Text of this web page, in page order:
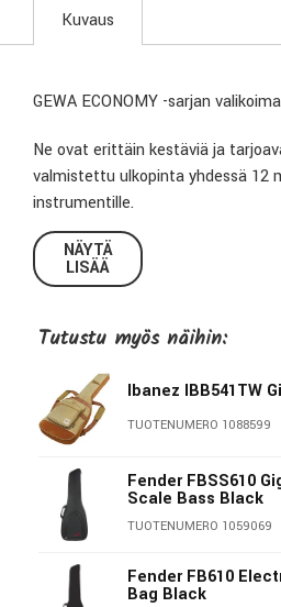
Kuvaus
GEWA ECONOMY -sarjan
Ne ovat erittäin kestäviä ja
valmistettu ulkopinta yhdessä 12
instrumentille.
Gigbagin tulee olla mukava
Tämä tarkoittaa, että Economy-
ja apuvälineet mahtuvat tilavaan
Kaikki kantavat osat on
lisäiskunvaimentimet takaavat
Patentoitu GEWA NPS (Neck
kuljetuksen aikana.
Repeämätön ja vettähylkivä
NÄYTÄ
LISÄÄ
Tutustu myös näihin:
Ibanez IBB541TW
TUOTENUMERO 1088599
Fender FBSS610
Scale Bass Black
TUOTENUMERO 1059069
Fender FB610
Bag Black